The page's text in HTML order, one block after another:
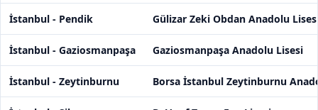
İstanbul - Pendik Gülizar Zeki Obdan Anadolu
İstanbul - Gaziosmanpaşa Gaziosmanpaşa Anadolu Lisesi
İstanbul - Zeytinburnu Borsa İstanbul Zeytinburnu